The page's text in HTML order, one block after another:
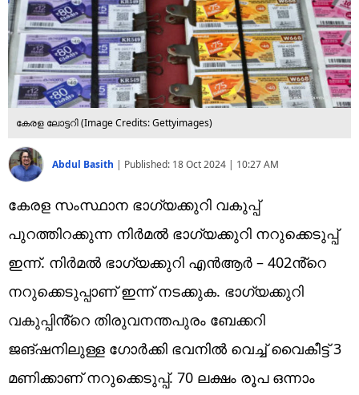
Short Videos
കേരള ലോട്ടറി (Image Credits: Gettyimages)
Abdul Basith | Published: 18 Oct 2024 | 10:27 AM
കേരള സംസ്ഥാന ഭാഗ്യക്കുറി വകുപ്പ്
പുറത്തിറക്കുന്ന നിർമൽ ഭാഗ്യക്കുറി നറുക്കെടുപ്പ്
ഇന്ന്. നിർമൽ ഭാഗ്യക്കുറി എൻആർ – 402ൻ്റെ
നറുക്കെടുപ്പാണ് ഇന്ന് നടക്കുക. ഭാഗ്യക്കുറി
വകുപ്പിൻ്റെ തിരുവനന്തപുരം ബേക്കറി
ജങ്ഷനിലുള്ള ഗോർക്കി ഭവനിൽ വെച്ച് വൈകീട്ട് 3
മണിക്കാണ് നറുക്കെടുപ്പ്. 70 ലക്ഷം രൂപ ഒന്നാം